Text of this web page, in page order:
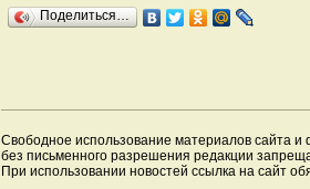
Поделиться…
Свободное использование материалов сайта и
без письменного разрешения редакции
При использовании новостей ссылка на сайт